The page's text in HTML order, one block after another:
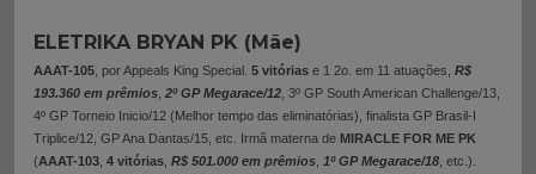
ELETRIKA BRYAN PK (Mãe)
AAAT-105 , por Appeals King Special. 5 vitórias e 1 2o. em 11 atuações, R$
193.360 em prêmios 2º GP Megarace/12 , 3º GP South American Challenge/13,
4º GP Torneio Inicio/12 (Melhor tempo das eliminatórias), finalista GP Brasil-I
Triplice/12, GP Ana Dantas/15, etc. Irmã materna de MIRACLE FOR ME PK
(AAAT-103 4 vitórias R$ 501.000 em prêmios 1º GP Megarace/18 , etc.).